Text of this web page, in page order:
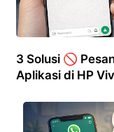
3 Solusi 🚫
Aplikasi di HP